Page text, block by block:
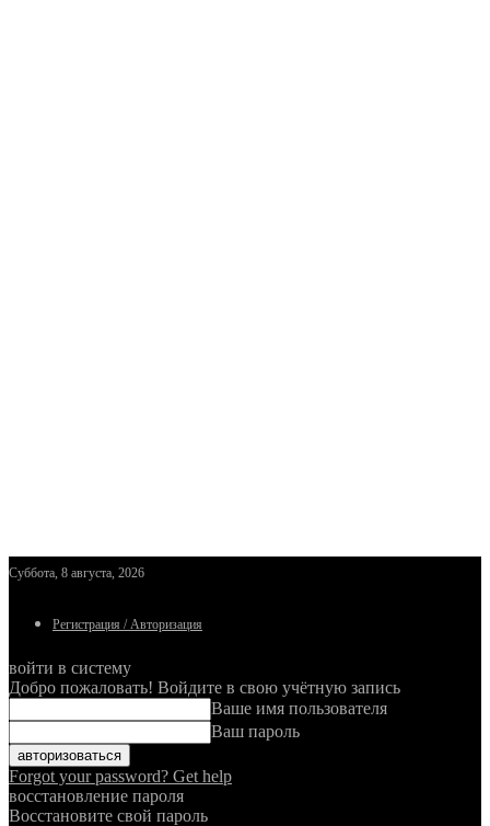
Суббота, 8 августа, 2026
Регистрация / Авторизация
войти в систему
Добро пожаловать! Войдите в свою учётную запись
Ваше имя пользователя
Ваш пароль
Forgot your password? Get help
восстановление пароля
Восстановите свой пароль